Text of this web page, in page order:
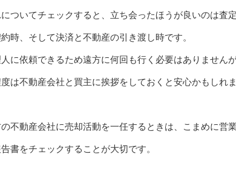
ついてチェックすると、立ち会ったほうが良いのは査
時、そして決済と不動産の引き渡し時です。
に依頼できるため遠方に何回も行く必要はありません
は不動産会社と買主に挨拶をしておくと安心かもしれ
不動産会社に売却活動を一任するときは、こまめに営
書をチェックすることが大切です。